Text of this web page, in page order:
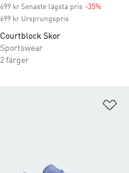
699 kr Senaste lägsta pris -35%
699 kr Ursprungspris
Courtblock Skor
Sportswear
2 färger